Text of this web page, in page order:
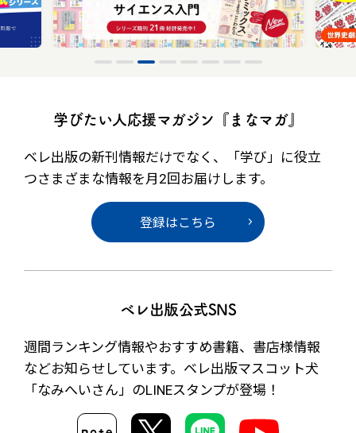
学びたい人応援マガジン『まなマガ』
ベレ出版の新刊情報だけでなく、
「学び」に役立
つさまざまな情報を月2回お届けします。
登録はこちら
ベレ出版公式SNS
週間ランキング情報やおすすめ書籍、書店様情報
などお知らせしています。ベレ出版マスコット犬
「なみへいさん」のLINEスタンプが登場！